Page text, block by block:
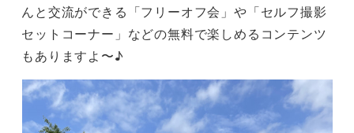
んと交流ができる「フリーオフ会」や「セルフ撮影
セットコーナー」などの無料で楽しめるコンテンツ
もありますよ〜♪